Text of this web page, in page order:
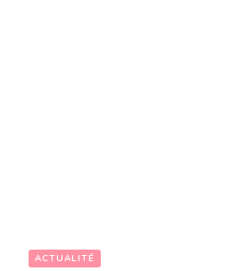
ACTUALITÉ